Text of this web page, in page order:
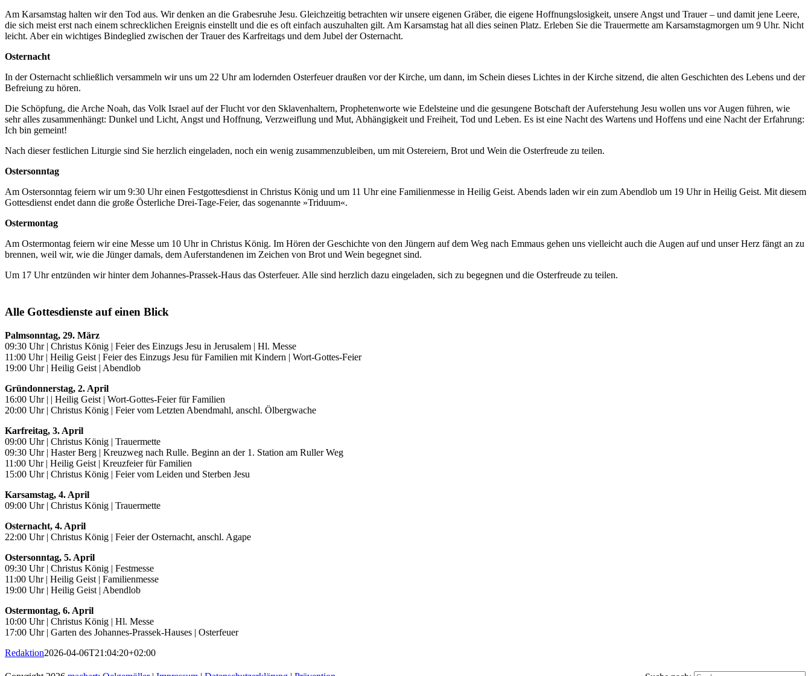
Am Karsamstag halten wir den Tod aus. Wir denken an die Grabesruhe Jesu. Gleichzeitig betrachten wir unsere eigenen Gräber, die eigene Hoffnungslosigkeit, unsere Angst und Trauer – und damit jene Leere,
die sich meist erst nach einem schrecklichen Ereignis einstellt und die es oft einfach auszuhalten gilt. Am Karsamstag hat all dies seinen Platz. Erleben Sie die Trauermette am Karsamstagmorgen um 9 Uhr. Nicht
leicht. Aber ein wichtiges Bindeglied zwischen der Trauer des Karfreitags und dem Jubel der Osternacht.
Osternacht
In der Osternacht schließlich versammeln wir uns um 22 Uhr am lodernden Osterfeuer draußen vor der Kirche, um dann, im Schein dieses Lichtes in der Kirche sitzend, die alten Geschichten des Lebens und der
Befreiung zu hören.
Die Schöpfung, die Arche Noah, das Volk Israel auf der Flucht vor den Sklavenhaltern, Prophetenworte wie Edelsteine und die gesungene Botschaft der Auferstehung Jesu wollen uns vor Augen führen, wie
sehr alles zusammenhängt: Dunkel und Licht, Angst und Hoffnung, Verzweiflung und Mut, Abhängigkeit und Freiheit, Tod und Leben. Es ist eine Nacht des Wartens und Hoffens und eine Nacht der Erfahrung:
Ich bin gemeint!
Nach dieser festlichen Liturgie sind Sie herzlich eingeladen, noch ein wenig zusammenzubleiben, um mit Ostereiern, Brot und Wein die Osterfreude zu teilen.
Ostersonntag
Am Ostersonntag feiern wir um 9:30 Uhr einen Festgottesdienst in Christus König und um 11 Uhr eine Familienmesse in Heilig Geist. Abends laden wir ein zum Abendlob um 19 Uhr in Heilig Geist. Mit diesem
Gottesdienst endet dann die große Österliche Drei-Tage-Feier, das sogenannte »Triduum«.
Ostermontag
Am Ostermontag feiern wir eine Messe um 10 Uhr in Christus König. Im Hören der Geschichte von den Jüngern auf dem Weg nach Emmaus gehen uns vielleicht auch die Augen auf und unser Herz fängt an zu
brennen, weil wir, wie die Jünger damals, dem Auferstandenen im Zeichen von Brot und Wein begegnet sind.
Um 17 Uhr entzünden wir hinter dem Johannes-Prassek-Haus das Osterfeuer. Alle sind herzlich dazu eingeladen, sich zu begegnen und die Osterfreude zu teilen.
Alle Gottesdienste auf einen Blick
Palmsonntag, 29. März
09:30 Uhr | Christus König | Feier des Einzugs Jesu in Jerusalem | Hl. Messe
11:00 Uhr | Heilig Geist | Feier des Einzugs Jesu für Familien mit Kindern | Wort-Gottes-Feier
19:00 Uhr | Heilig Geist | Abendlob
Gründonnerstag, 2. April
16:00 Uhr | | Heilig Geist | Wort-Gottes-Feier für Familien
20:00 Uhr | Christus König | Feier vom Letzten Abendmahl, anschl. Ölbergwache
Karfreitag, 3. April
09:00 Uhr | Christus König | Trauermette
09:30 Uhr | Haster Berg | Kreuzweg nach Rulle. Beginn an der 1. Station am Ruller Weg
11:00 Uhr | Heilig Geist | Kreuzfeier für Familien
15:00 Uhr | Christus König | Feier vom Leiden und Sterben Jesu
Karsamstag, 4. April
09:00 Uhr | Christus König | Trauermette
Osternacht, 4. April
22:00 Uhr | Christus König | Feier der Osternacht, anschl. Agape
Ostersonntag, 5. April
09:30 Uhr | Christus König | Festmesse
11:00 Uhr | Heilig Geist | Familienmesse
19:00 Uhr | Heilig Geist | Abendlob
Ostermontag, 6. April
10:00 Uhr | Christus König | Hl. Messe
17:00 Uhr | Garten des Johannes-Prassek-Hauses | Osterfeuer
Redaktion2026-04-06T21:04:20+02:00